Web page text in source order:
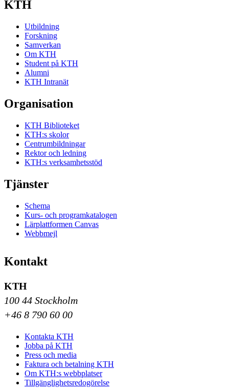
KTH
Utbildning
Forskning
Samverkan
Om KTH
Student på KTH
Alumni
KTH Intranät
Organisation
KTH Biblioteket
KTH:s skolor
Centrumbildningar
Rektor och ledning
KTH:s verksamhetsstöd
Tjänster
Schema
Kurs- och programkatalogen
Lärplattformen Canvas
Webbmejl
Kontakt
KTH
100 44 Stockholm
+46 8 790 60 00
Kontakta KTH
Jobba på KTH
Press och media
Faktura och betalning KTH
Om KTH:s webbplatser
Tillgänglighetsredogörelse